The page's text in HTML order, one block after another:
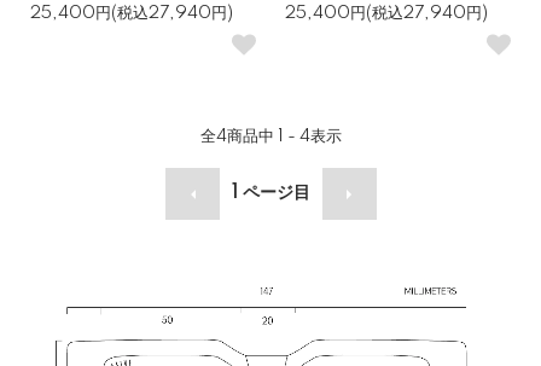
25,400円(税込27,940円)
25,400円(税込27,940円)
全4商品中 1 - 4表示
ページ目